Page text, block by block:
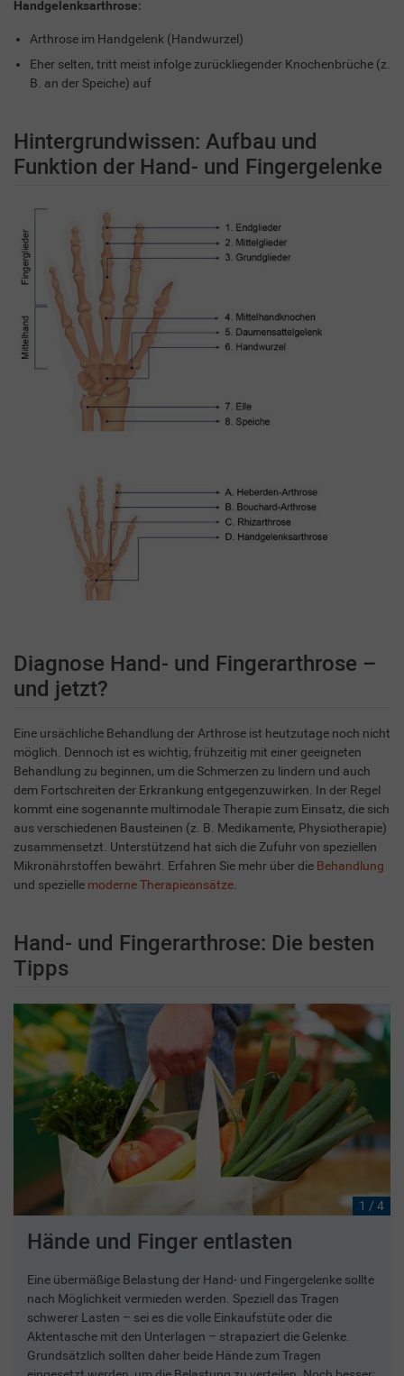
Handgelenksarthrose:
Arthrose im Handgelenk (Handwurzel)
Eher selten, tritt meist infolge zurückliegender Knochenbrüche (z.
B. an der Speiche) auf
Hintergrundwissen: Aufbau und
Funktion der Hand- und Fingergelenke
Diagnose Hand- und Fingerarthrose –
und jetzt?
Eine ursächliche Behandlung der Arthrose ist heutzutage noch nicht
möglich. Dennoch ist es wichtig, frühzeitig mit einer geeigneten
Behandlung zu beginnen, um die Schmerzen zu lindern und auch
dem Fortschreiten der Erkrankung entgegenzuwirken. In der Regel
kommt eine sogenannte multimodale Therapie zum Einsatz, die sich
aus verschiedenen Bausteinen (z. B. Medikamente, Physiotherapie)
zusammensetzt. Unterstützend hat sich die Zufuhr von speziellen
Mikronährstoffen bewährt. Erfahren Sie mehr über die Behandlung
und spezielle moderne Therapieansätze
Hand- und Fingerarthrose: Die besten
Tipps
1 / 4
Hände und Finger entlasten
Eine übermäßige Belastung der Hand- und Fingergelenke sollte
nach Möglichkeit vermieden werden. Speziell das Tragen
schwerer Lasten – sei es die volle Einkaufstüte oder die
Aktentasche mit den Unterlagen – strapaziert die Gelenke.
Grundsätzlich sollten daher beide Hände zum Tragen